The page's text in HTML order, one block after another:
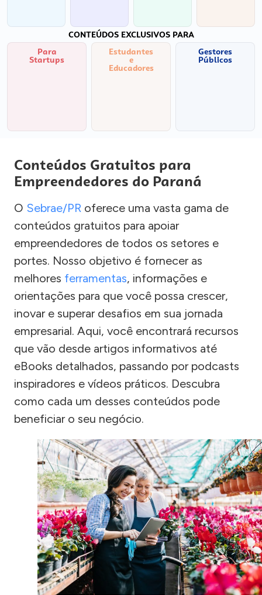
CONTEÚDOS EXCLUSIVOS PARA
Para
Startups
Estudantes
e
Educadores
Gestores
Públicos
Conteúdos Gratuitos para
Empreendedores do Paraná
O Sebrae/PR oferece uma vasta gama de
conteúdos gratuitos para apoiar
empreendedores de todos os setores e
portes. Nosso objetivo é fornecer as
melhores ferramentas, informações e
orientações para que você possa crescer,
inovar e superar desafios em sua jornada
empresarial. Aqui, você encontrará recursos
que vão desde artigos informativos até
eBooks detalhados, passando por podcasts
inspiradores e vídeos práticos. Descubra
como cada um desses conteúdos pode
beneficiar o seu negócio.